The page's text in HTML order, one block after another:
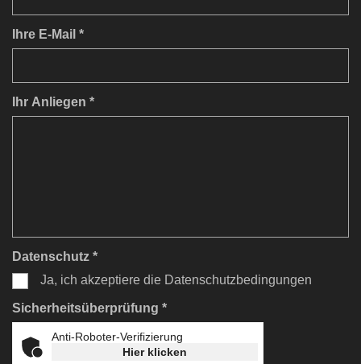
Ihre E-Mail *
Ihr Anliegen *
Datenschutz *
Ja, ich akzeptiere die Datenschutzbedingungen
Sicherheitsüberprüfung *
Anti-Roboter-Verifizierung
Hier klicken